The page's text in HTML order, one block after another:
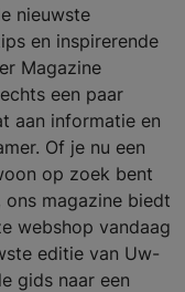
nieuwste
en inspirerende
Magazine
een paar
aan informatie en
Of je nu een
op zoek bent
magazine biedt
webshop vandaag
editie van Uw-
gids naar een